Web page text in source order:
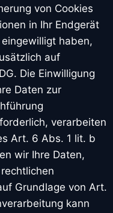
von Cookies
in Ihr Endgerät
haben,
auf
Die Einwilligung
Daten zur
verarbeiten
Art. 6 Abs. 1 lit. b
wir Ihre Daten,
Grundlage von Art.
kann